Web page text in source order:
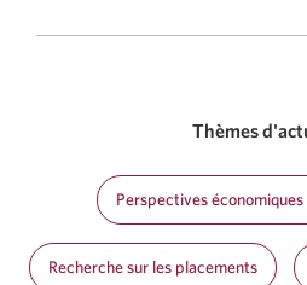
Thèmes
Perspectives
Recherche sur les placements